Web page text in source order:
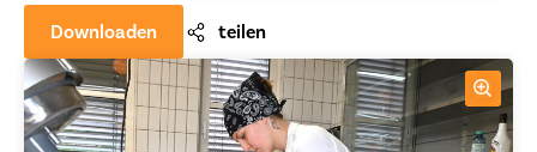
Downloaden teilen